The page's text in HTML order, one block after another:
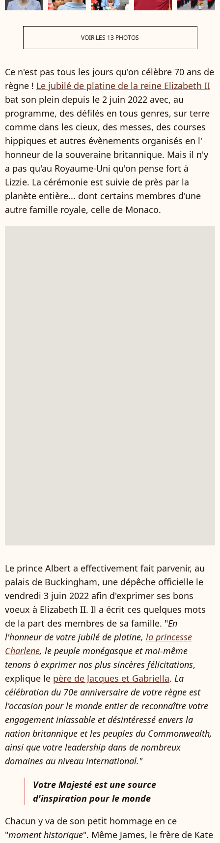
VOIR LES 13 PHOTOS
Ce n'est pas tous les jours qu'on célèbre 70 ans de
règne ! Le jubilé de platine de la reine Elizabeth II
bat son plein depuis le 2 juin 2022 avec, au
programme, des défilés en tous genres, sur terre
comme dans les cieux, des messes, des courses
hippiques et autres évènements organisés en l'
honneur de la souveraine britannique. Mais il n'y
a pas qu'au Royaume-Uni qu'on pense fort à
Lizzie. La cérémonie est suivie de près par la
planète entière... dont certains membres d'une
autre famille royale, celle de Monaco.
Le prince Albert a effectivement fait parvenir, au
palais de Buckingham, une dépêche officielle le
vendredi 3 juin 2022 afin d'exprimer ses bons
voeux à Elizabeth II. Il a écrit ces quelques mots
de la part des membres de sa famille. "En
l'honneur de votre jubilé de platine, la princesse
Charlene, le peuple monégasque et moi-même
tenons à exprimer nos plus sincères félicitations,
explique le père de Jacques et Gabriella. La
célébration du 70e anniversaire de votre règne est
l'occasion pour le monde entier de reconnaître votre
engagement inlassable et désintéressé envers la
nation britannique et les peuples du Commonwealth,
ainsi que votre leadership dans de nombreux
domaines au niveau international."
Votre Majesté est une source
d'inspiration pour le monde
Chacun y va de son petit hommage en ce
"moment historique". Même James, le frère de Kate